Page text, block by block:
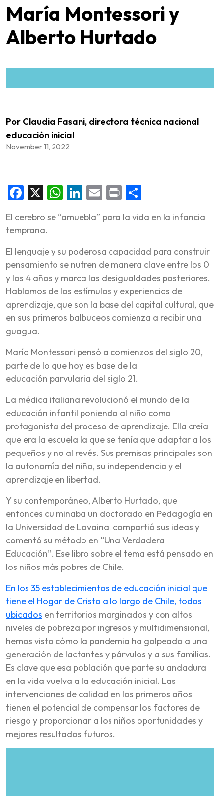
María Montessori y
Alberto Hurtado
Por Claudia Fasani, directora técnica nacional
educación inicial
November 11, 2022
Facebook
X WhatsApp
LinkedIn
Email
Print
El cerebro se “amuebla” para la vida en la infancia
temprana.
El lenguaje y su poderosa capacidad para construir
pensamiento se nutren de manera clave entre los 0
y los 4 años y marca las desigualdades posteriores.
Hablamos de los estímulos y experiencias de
aprendizaje, que son la base del capital cultural, que
en sus primeros balbuceos comienza a recibir una
guagua.
María Montessori pensó a comienzos del siglo 20,
parte de lo que hoy es base de la
educación parvularia del siglo 21.
La médica italiana revolucionó el mundo de la
educación infantil poniendo al niño como
protagonista del proceso de aprendizaje. Ella creía
que era la escuela la que se tenía que adaptar a los
pequeños y no al revés. Sus premisas principales son
la autonomía del niño, su independencia y el
aprendizaje en libertad.
Y su contemporáneo, Alberto Hurtado, que
entonces culminaba un doctorado en Pedagogía en
la Universidad de Lovaina, compartió sus ideas y
comentó su método en “Una Verdadera
Educación”. Ese libro sobre el tema está pensado en
los niños más pobres de Chile.
En los 35 establecimientos de educación inicial que
tiene el Hogar de Cristo a lo largo de Chile, todos
ubicados en territorios marginados y con altos
niveles de pobreza por ingresos y multidimensional,
hemos visto cómo la pandemia ha golpeado a una
generación de lactantes y párvulos y a sus familias.
Es clave que esa población que parte su andadura
en la vida vuelva a la educación inicial. Las
intervenciones de calidad en los primeros años
tienen el potencial de compensar los factores de
riesgo y proporcionar a los niños oportunidades y
mejores resultados futuros.